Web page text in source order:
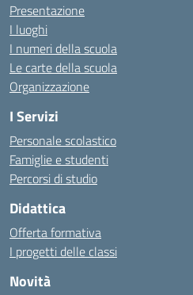
Presentazione
I luoghi
I numeri della scuola
Le carte della scuola
Organizzazione
I Servizi
Personale scolastico
Famiglie e studenti
Percorsi di studio
Didattica
Offerta formativa
I progetti delle classi
Novità